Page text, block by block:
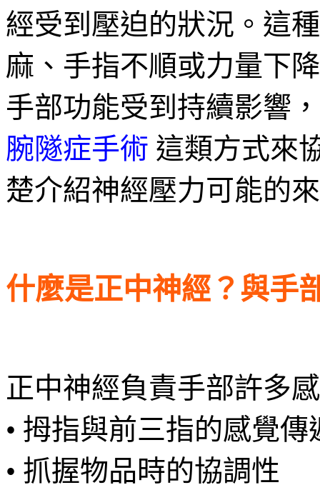
經受到壓迫的狀況。這
麻、手指不順或力量下
手部功能受到持續影響
腕隧症手術 這類方式來
楚介紹神經壓力可能的
什麼是正中神經？與手
正中神經負責手部許多
• 拇指與前三指的感覺傳
• 抓握物品時的協調性